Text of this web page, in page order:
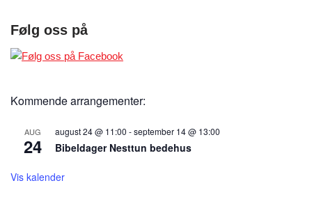
Følg oss på
Kommende arrangementer:
AUG
24
august 24 @ 11:00 -september 14 @ 13:00
Bibeldager Nesttun bedehus
Vis kalender